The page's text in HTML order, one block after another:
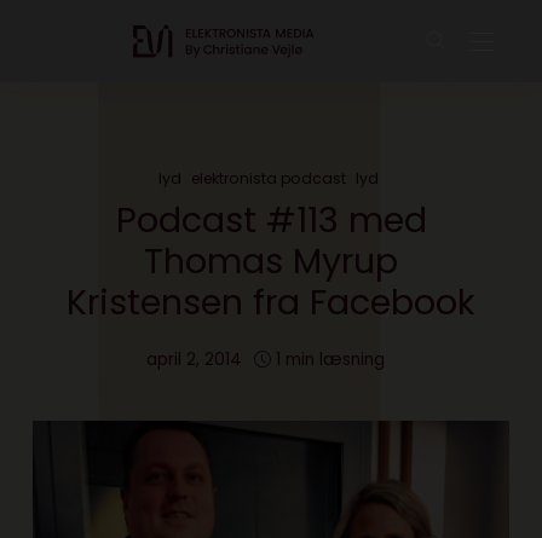
lyd elektronista podcast lyd
Podcast #113 med
Thomas Myrup
Kristensen fra Facebook
april 2, 2014 1 min læsning